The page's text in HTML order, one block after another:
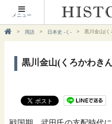
メニュー
用語 日本史 -く- 黒川金山(く
黒川金山(くろかわき